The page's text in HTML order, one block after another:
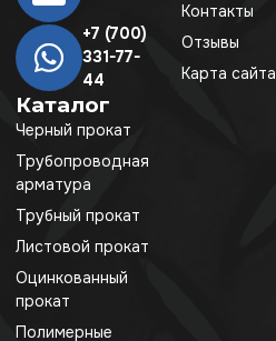
+7 (700)
331-77-
44
Каталог
Черный прокат
Трубопроводная
арматура
Трубный прокат
Листовой прокат
Оцинкованный
прокат
Полимерные
Контакты
Отзывы
Карта сайта